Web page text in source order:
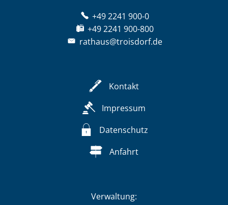
+49 2241 900-0
+49 2241 900-800
rathaus@troisdorf.de
Kontakt
Impressum
Datenschutz
Anfahrt
Verwaltung: